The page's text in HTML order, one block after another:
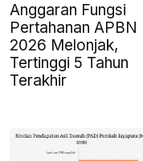
Anggaran Fungsi
Pertahanan APBN
2026 Melonjak,
Tertinggi 5 Tahun
Terakhir